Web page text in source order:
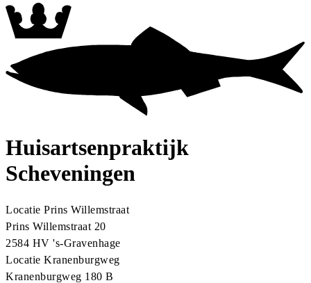
Algemeen
Huisbezoek
spreekuur
Bloedafname Urinecontrole
Praktijkondersteuner -
Somatiek
POH -
Bewegen
spreekuur
Telefonisch spreekuur E-consult
Huisartsenpraktijk
Scheveningen
Locatie Prins Willemstraat
Prins Willemstraat 20
2584 HV 's-Gravenhage
Locatie Kranenburgweg
Kranenburgweg 180 B